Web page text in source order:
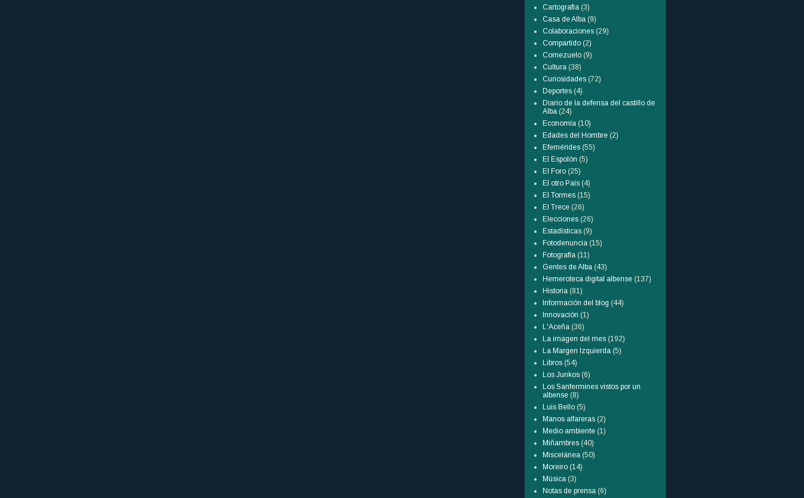
Cartografía (3)
Casa de Alba (9)
Colaboraciones (29)
Compartido (2)
Cornezuelo (9)
Cultura (38)
Curiosidades (72)
Deportes (4)
Diario de la defensa del castillo de
Alba (24)
Economía (10)
Edades del Hombre (2)
Efemérides (55)
El Espolón (5)
El Foro (25)
El otro País (4)
El Tormes (15)
El Trece (26)
Elecciones (26)
Estadísticas (9)
Fotodenuncia (15)
Fotografía (11)
Gentes de Alba (43)
Hemeroteca digital albense (137)
Historia (81)
Información del blog (44)
Innovación (1)
L'Aceña (36)
La imagen del mes (192)
La Margen Izquierda (5)
Libros (54)
Los Junkos (6)
Los Sanfermines vistos por un
albense (8)
Luis Bello (5)
Manos alfareras (2)
Medio ambiente (1)
Miñambres (40)
Miscelánea (50)
Moreiro (14)
Música (3)
Notas de prensa (6)